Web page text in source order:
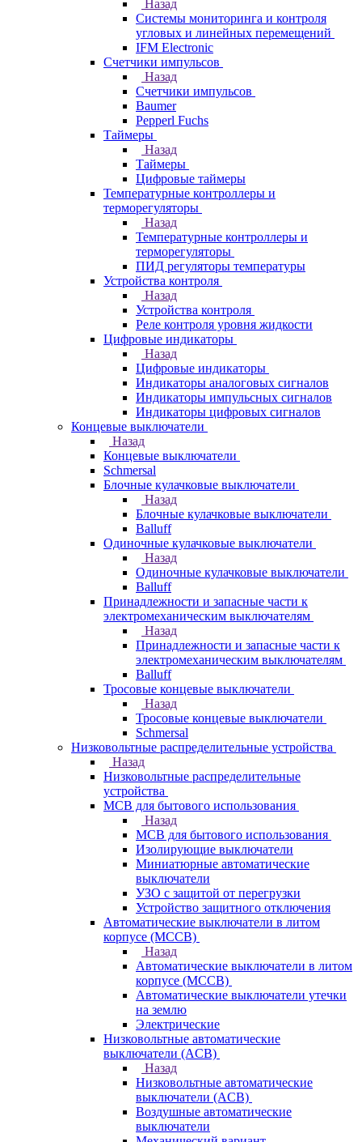
Назад
Системы мониторинга и контроля
угловых и линейных перемещений
IFM Electronic
Счетчики импульсов
Назад
Счетчики импульсов
Baumer
Pepperl Fuchs
Таймеры
Назад
Таймеры
Цифровые таймеры
Температурные контроллеры и
терморегуляторы
Назад
Температурные контроллеры и
терморегуляторы
ПИД регуляторы температуры
Устройства контроля
Назад
Устройства контроля
Реле контроля уровня жидкости
Цифровые индикаторы
Назад
Цифровые индикаторы
Индикаторы аналоговых сигналов
Индикаторы импульсных сигналов
Индикаторы цифровых сигналов
Концевые выключатели
Назад
Концевые выключатели
Schmersal
Блочные кулачковые выключатели
Назад
Блочные кулачковые выключатели
Balluff
Одиночные кулачковые выключатели
Назад
Одиночные кулачковые выключатели
Balluff
Принадлежности и запасные части к
электромеханическим выключателям
Назад
Принадлежности и запасные части к
электромеханическим выключателям
Balluff
Тросовые концевые выключатели
Назад
Тросовые концевые выключатели
Schmersal
Низковольтные распределительные устройства
Назад
Низковольтные распределительные
устройства
MCB для бытового использования
Назад
MCB для бытового использования
Изолирующие выключатели
Миниатюрные автоматические
выключатели
УЗО с защитой от перегрузки
Устройство защитного отключения
Автоматические выключатели в литом
корпусе (MCCB)
Назад
Автоматические выключатели в литом
корпусе (MCCB)
Автоматические выключатели утечки
на землю
Электрические
Низковольтные автоматические
выключатели (ACB)
Назад
Низковольтные автоматические
выключатели (ACB)
Воздушные автоматические
выключатели